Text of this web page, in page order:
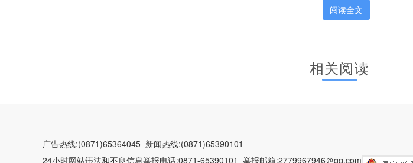
阅读全文
相关阅读
广告热线:(0871)65364045 新闻热线:(0871)65390101
24小时网站违法和不良信息举报电话:0871-65390101 举报邮箱:2779967946＠qq.com